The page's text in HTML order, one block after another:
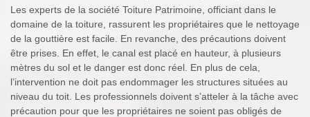
Les experts de la société Toiture Patrimoine, officiant dans le
domaine de la toiture, rassurent les propriétaires que le nettoyage
de la gouttière est facile. En revanche, des précautions doivent
être prises. En effet, le canal est placé en hauteur, à plusieurs
mètres du sol et le danger est donc réel. En plus de cela,
l’intervention ne doit pas endommager les structures situées au
niveau du toit. Les professionnels doivent s’atteler à la tâche avec
précaution pour que les propriétaires ne soient pas obligés de